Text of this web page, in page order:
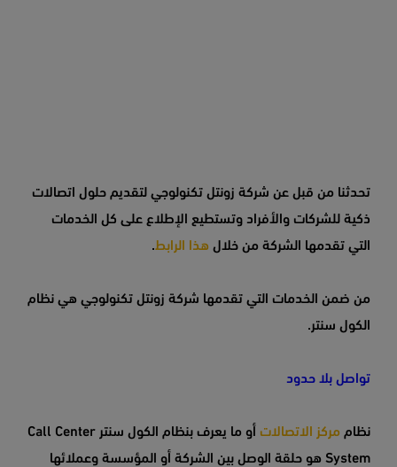
تحدثنا من قبل عن شركة زونتل تكنولوجي لتقديم حلول اتصالات
ذكية للشركات والأفراد وتستطيع الإطلاع على كل الخدمات
التي تقدمها الشركة من خلال هذا الرابط.
من ضمن الخدمات التي تقدمها شركة زونتل تكنولوجي هي نظام
الكول سنتر.
تواصل بلا حدود
نظام مركز الاتصالات
أو ما يعرف بنظام الكول سنتر Call Center
System هو حلقة الوصل بين الشركة أو المؤسسة وعملائها